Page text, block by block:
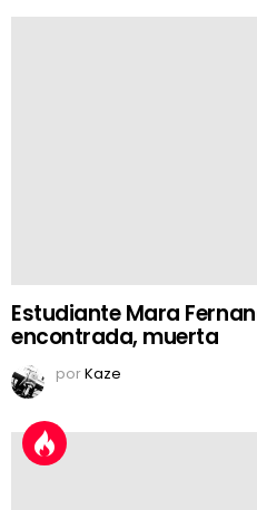
Estudiante Mara
encontrada, muerta
porKaze